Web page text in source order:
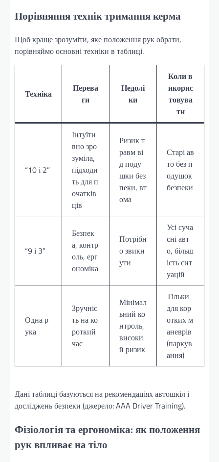
Порівняння технік тримання керма
Щоб краще зрозуміти, яке положення рук обрати,
порівняймо основні техніки в таблиці.
Техніка
Перева
ги
Недолі
ки
Коли в
икорис
товува
ти
“10 і 2”
Інтуїти
вно зро
зуміла,
підходи
ть для п
очатків
ців
Ризик т
равм ві
д поду
шки без
пеки, вт
ома
Старі ав
то без п
одушок
безпеки
“9 і 3”
Безпек
а, контр
оль, ерг
ономіка
Потрібн
о звикн
ути
Усі суча
сні авт
о, більш
ість сит
уацій
Одна р
ука
Зручніс
ть на ко
роткий
час
Мінімал
ьний ко
нтроль,
високи
й ризик
Тільки
для кор
отких м
аневрів
(паркув
ання)
Дані таблиці базуються на рекомендаціях автошкіл і
досліджень безпеки (джерело: AAA Driver Training).
Фізіологія та ергономіка: як положення
рук впливає на тіло